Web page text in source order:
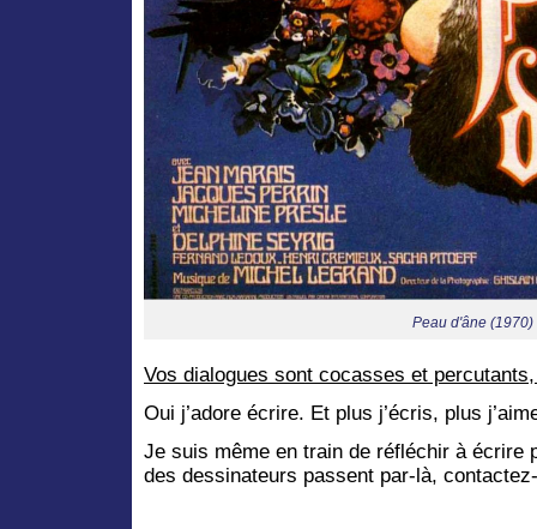
Peau d'âne (1970)
Vos dialogues sont cocasses et
Oui j’adore écrire. Et plus j’écris, plus
Je suis même en train de réfléchir à écrire
des dessinateurs passent par-là,